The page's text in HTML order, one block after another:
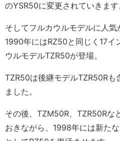
のYSR50に変更されていきます
そしてフルカウルモデルに人気
1990年にはRZ50と同じく17イ
ウルモデルTZR50が登場。
TZR50は後継モデルTZR50R
ました。
その後、TZM50R、TZR50Rな
おきながら、1998年には新た